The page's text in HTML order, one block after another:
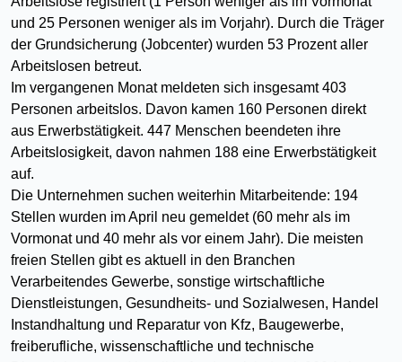
und 25 Personen weniger als im Vorjahr). Durch die Träger
der Grundsicherung (Jobcenter) wurden 53 Prozent aller
Arbeitslosen betreut.
Im vergangenen Monat meldeten sich insgesamt 403
Personen arbeitslos. Davon kamen 160 Personen direkt
aus Erwerbstätigkeit. 447 Menschen beendeten ihre
Arbeitslosigkeit, davon nahmen 188 eine Erwerbstätigkeit
auf.
Die Unternehmen suchen weiterhin Mitarbeitende: 194
Stellen wurden im April neu gemeldet (60 mehr als im
Vormonat und 40 mehr als vor einem Jahr). Die meisten
freien Stellen gibt es aktuell in den Branchen
Verarbeitendes Gewerbe, sonstige wirtschaftliche
Dienstleistungen, Gesundheits- und Sozialwesen, Handel
Instandhaltung und Reparatur von Kfz, Baugewerbe,
freiberufliche, wissenschaftliche und technische